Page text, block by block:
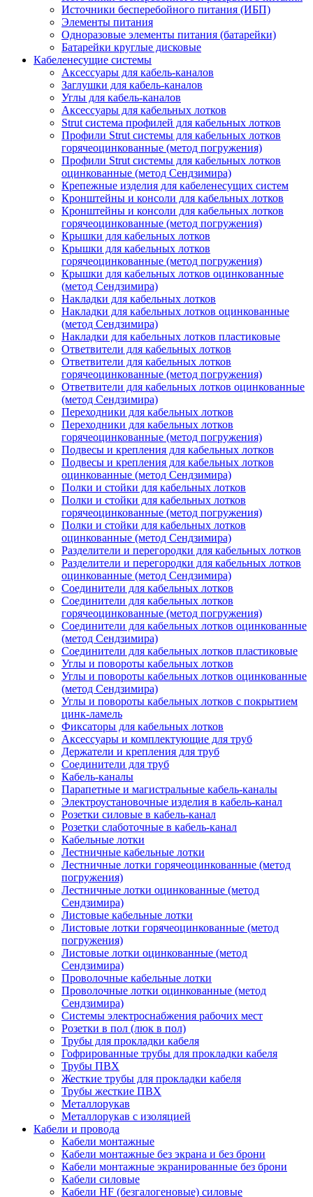
Источники бесперебойного питания (ИБП)
Элементы питания
Одноразовые элементы питания (батарейки)
Батарейки круглые дисковые
Кабеленесущие системы
Аксессуары для кабель-каналов
Заглушки для кабель-каналов
Углы для кабель-каналов
Аксессуары для кабельных лотков
Strut система профилей для кабельных лотков
Профили Strut системы для кабельных лотков
горячеоцинкованные (метод погружения)
Профили Strut системы для кабельных лотков
оцинкованные (метод Сендзимира)
Крепежные изделия для кабеленесущих систем
Кронштейны и консоли для кабельных лотков
Кронштейны и консоли для кабельных лотков
горячеоцинкованные (метод погружения)
Крышки для кабельных лотков
Крышки для кабельных лотков
горячеоцинкованные (метод погружения)
Крышки для кабельных лотков оцинкованные
(метод Сендзимира)
Накладки для кабельных лотков
Накладки для кабельных лотков оцинкованные
(метод Сендзимира)
Накладки для кабельных лотков пластиковые
Ответвители для кабельных лотков
Ответвители для кабельных лотков
горячеоцинкованные (метод погружения)
Ответвители для кабельных лотков оцинкованные
(метод Сендзимира)
Переходники для кабельных лотков
Переходники для кабельных лотков
горячеоцинкованные (метод погружения)
Подвесы и крепления для кабельных лотков
Подвесы и крепления для кабельных лотков
оцинкованные (метод Сендзимира)
Полки и стойки для кабельных лотков
Полки и стойки для кабельных лотков
горячеоцинкованные (метод погружения)
Полки и стойки для кабельных лотков
оцинкованные (метод Сендзимира)
Разделители и перегородки для кабельных лотков
Разделители и перегородки для кабельных лотков
оцинкованные (метод Сендзимира)
Соединители для кабельных лотков
Соединители для кабельных лотков
горячеоцинкованные (метод погружения)
Соединители для кабельных лотков оцинкованные
(метод Сендзимира)
Соединители для кабельных лотков пластиковые
Углы и повороты кабельных лотков
Углы и повороты кабельных лотков оцинкованные
(метод Сендзимира)
Углы и повороты кабельных лотков с покрытием
цинк-ламель
Фиксаторы для кабельных лотков
Аксессуары и комплектующие для труб
Держатели и крепления для труб
Соединители для труб
Кабель-каналы
Парапетные и магистральные кабель-каналы
Электроустановочные изделия в кабель-канал
Розетки силовые в кабель-канал
Розетки слаботочные в кабель-канал
Кабельные лотки
Лестничные кабельные лотки
Лестничные лотки горячеоцинкованные (метод
погружения)
Лестничные лотки оцинкованные (метод
Сендзимира)
Листовые кабельные лотки
Листовые лотки горячеоцинкованные (метод
погружения)
Листовые лотки оцинкованные (метод
Сендзимира)
Проволочные кабельные лотки
Проволочные лотки оцинкованные (метод
Сендзимира)
Системы электроснабжения рабочих мест
Розетки в пол (люк в пол)
Трубы для прокладки кабеля
Гофрированные трубы для прокладки кабеля
Трубы ПВХ
Жесткие трубы для прокладки кабеля
Трубы жесткие ПВХ
Металлорукав
Металлорукав с изоляцией
Кабели и провода
Кабели монтажные
Кабели монтажные без экрана и без брони
Кабели монтажные экранированные без брони
Кабели силовые
Кабели HF (безгалогеновые) силовые